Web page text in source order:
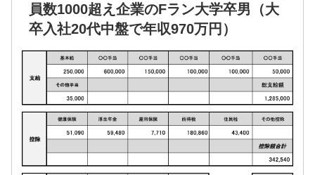
員数1000超え企業のFラン大学卒男（大
卒入社20代中盤で年収970万円）